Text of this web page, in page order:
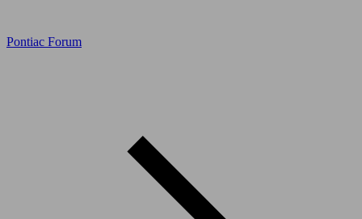
Pontiac Forum